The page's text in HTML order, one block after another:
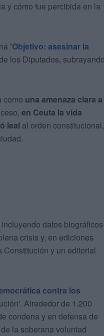
y cómo fue percibida en la
'Objetivo: asesinar la
los Diputados, subrayando
como una amenaza clara a
en Ceuta la vida
leal al orden constitucional,
datos biográficos
crisis y, en ediciones
y un editorial
contra los
Alrededor de 1.200
condena y en defensa de
la soberana voluntad